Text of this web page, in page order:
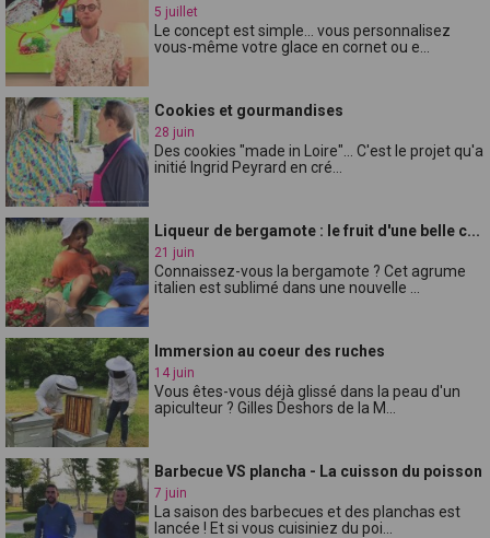
5 juillet
Le concept est simple... vous personnalisez
vous-même votre glace en cornet ou e...
Cookies et gourmandises
28 juin
Des cookies "made in Loire"... C'est le projet qu'a
initié Ingrid Peyrard en cré...
Liqueur de bergamote : le fruit d'une belle c...
21 juin
Connaissez-vous la bergamote ? Cet agrume
italien est sublimé dans une nouvelle ...
Immersion au coeur des ruches
14 juin
Vous êtes-vous déjà glissé dans la peau d'un
apiculteur ? Gilles Deshors de la M...
Barbecue VS plancha - La cuisson du poisson
7 juin
La saison des barbecues et des planchas est
lancée ! Et si vous cuisiniez du poi...